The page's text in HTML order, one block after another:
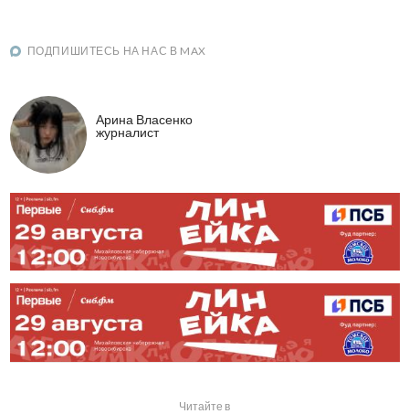
ПОДПИШИТЕСЬ НА НАС В MAX
Арина Власенко
журналист
Читайте в